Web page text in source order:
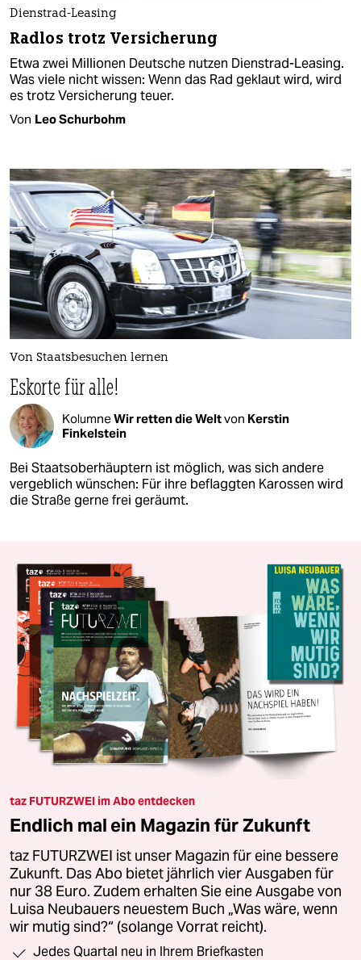
Dienstrad-Leasing
Radlos trotz Versicherung
Etwa zwei Millionen Deutsche nutzen Dienstrad-Leasing.
Was viele nicht wissen: Wenn das Rad geklaut wird, wird
es trotz Versicherung teuer.
Von Leo Schurbohm
Von Staatsbesuchen lernen
Eskorte für alle!
KolumneWir retten die Weltvon Kerstin
Finkelstein
Bei Staatsoberhäuptern ist möglich, was sich andere
vergeblich wünschen: Für ihre beflaggten Karossen wird
die Straße gerne frei geräumt.
taz FUTURZWEI im Abo entdecken
Endlich mal ein Magazin für Zukunft
taz FUTURZWEI ist unser Magazin für eine bessere
Zukunft. Das Abo bietet jährlich vier Ausgaben für
nur 38 Euro. Zudem erhalten Sie eine Ausgabe von
Luisa Neubauers neuestem Buch „Was wäre, wenn
wir mutig sind?“ (solange Vorrat reicht).
Jedes Quartal neu in Ihrem Briefkasten